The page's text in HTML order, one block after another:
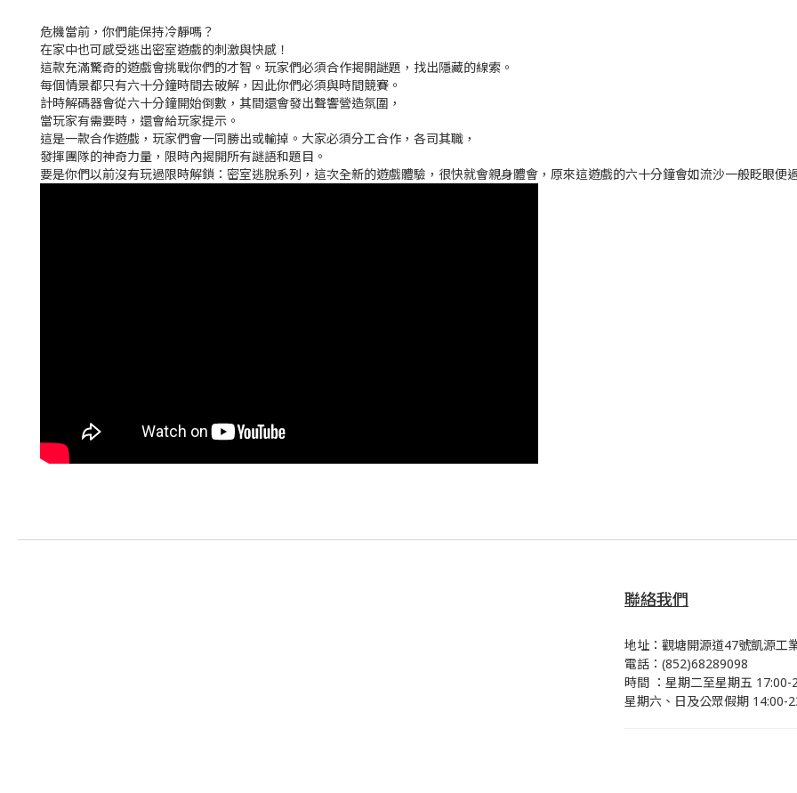
危機當前，你們能保持冷靜嗎？
在家中也可感受逃出密室遊戲的刺激與快感！
這款充滿驚奇的遊戲會挑戰你們的才智。玩家們必須合作揭開謎題，找出隱藏的線索。
每個情景都只有六十分鐘時間去破解，因此你們必須與時間競賽。
計時解碼器會從六十分鐘開始倒數，其間還會發出聲響營造氛圍，
當玩家有需要時，還會給玩家提示。
這是一款合作遊戲，玩家們會一同勝出或輸掉。大家必須分工合作，各司其職，
發揮團隊的神奇力量，限時內揭開所有謎語和題目。
要是你們以前沒有玩過限時解鎖：密室逃脫系列，這次全新的遊戲體驗，很快就會親身體會，原來這遊戲的六十分鐘會如流沙一般眨眼便
聯絡我們
地址：觀塘開源道47號凱源工
電話：(852)68289098
時間 ：星期二至星期五 17:00-
星期六、日及公眾假期 14:00-